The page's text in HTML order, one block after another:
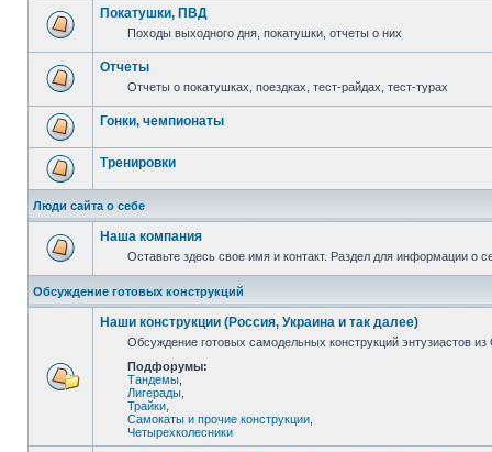
Покатушки, ПВД
Походы выходного дня, покатушки, отчеты о них
Отчеты
Отчеты о покатушках, поездках, тест-райдах, тест-турах
Гонки, чемпионаты
Тренировки
Люди сайта о себе
Наша компания
Оставьте здесь свое имя и контакт. Раздел для информации о
Обсуждение готовых конструкций
Наши конструкции (Россия, Украина и так далее)
Обсуждение готовых самодельных конструкций энтузиастов
Подфорумы:
Тандемы
Лигерады
Трайки
Самокаты и прочие конструкции
Четырехколесники